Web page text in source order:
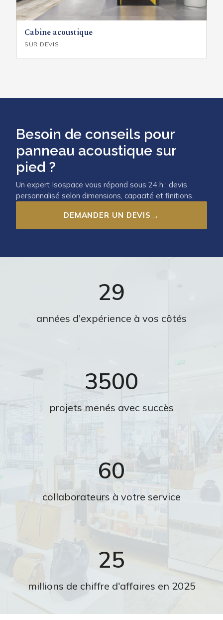
Cabine acoustique
SUR DEVIS
Besoin de conseils pour
panneau acoustique sur
pied ?
Un expert Isospace vous répond sous 24 h : devis
personnalisé selon dimensions, capacité et finitions.
DEMANDER UN DEVIS →
29
années d'expérience à vos côtés
3500
projets menés avec succès
60
collaborateurs à votre service
25
millions de chiffre d'affaires en 2025